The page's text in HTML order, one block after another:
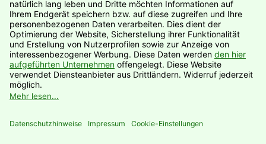
Informationen
Hersteller
Vertrag widerrufen